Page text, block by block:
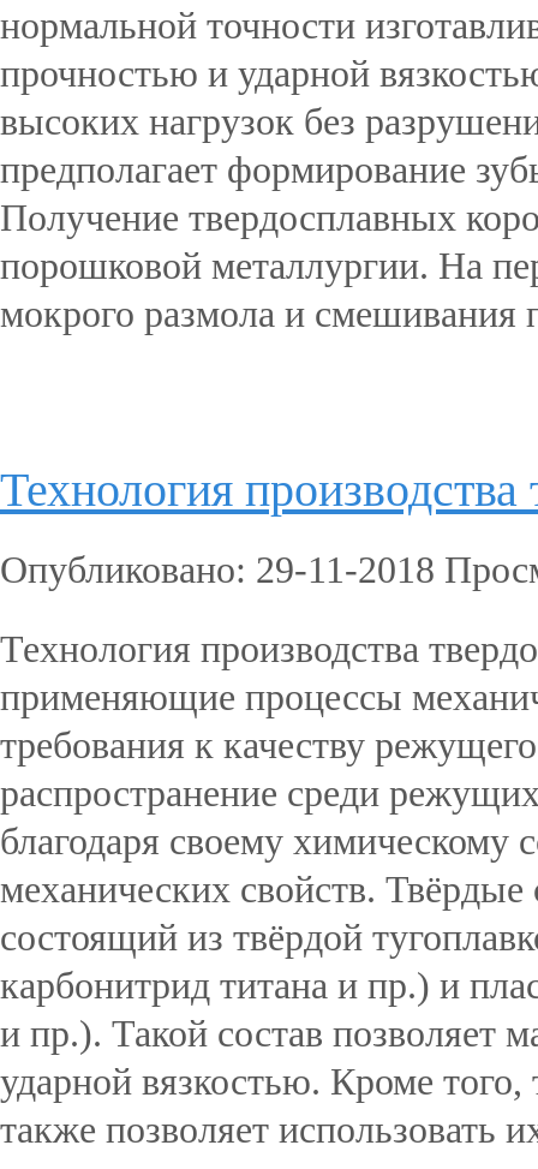
нормальной точности
прочностью и ударной
высоких нагрузок без
предполагает формирование
Получение твердосплавных
порошковой металлургии. На
мокрого размола и смешивания
Технология
Опубликовано: 29-11-2018
Технология производства
применяющие процессы
требования к качеству
распространение среди
благодаря своему химическому
механических свойств.
состоящий из твёрдой
карбонитрид титана и пр.) и
и пр.). Такой состав позволяет
ударной вязкостью. Кроме
также позволяет использовать